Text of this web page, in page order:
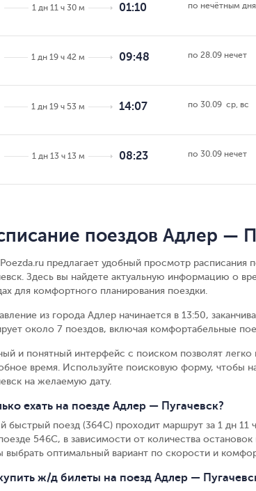
1 дн 11 ч 30 м 01:10 по нечётным
1 дн 19 ч 42 м 09:48 по 28.09 нечет
1 дн 19 ч 53 м 14:07 по 30.09  ср, вс
1 дн 13 ч 13 м 08:23 по 30.09 нечет
поездов Адлер —
предлагает удобный просмотр
Здесь вы найдете актуальную информацию о
для комфортного планирования поездки.
из города Адлер начинается в 13:50,
около 7 поездов, включая комфортабельные
и понятный интерфейс с поиском позволят
время. Используйте поисковую форму, чтобы
на желаемую дату.
ехать на поезде Адлер — Пугачевск?
быстрый поезд (364С) проходит маршрут за 1 дн 11
546С, в зависимости от количества
выбрать оптимальный вариант по скорости и
ж/д билеты на поезд Адлер —